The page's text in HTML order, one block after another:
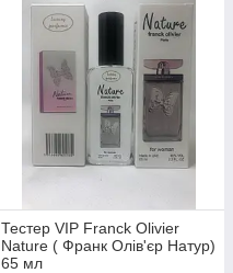
Тестер VIP Franck Olivier
Nature ( Франк Олів'єр Натур)
65 мл